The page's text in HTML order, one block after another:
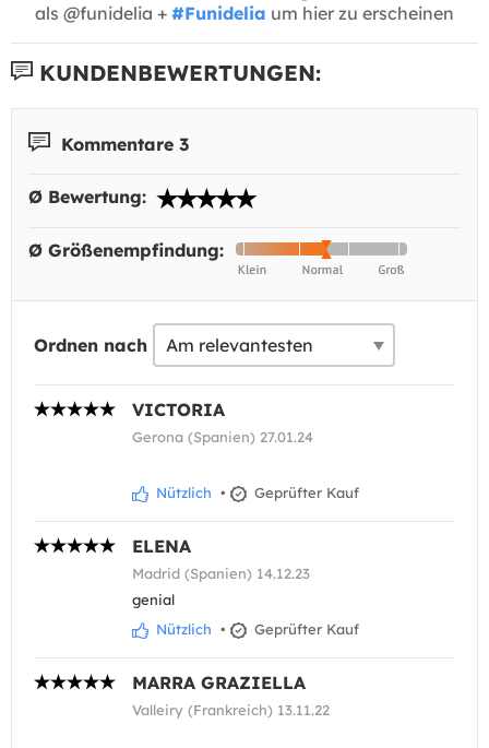
als @funidelia + #Funidelia um hier zu erscheinen
KUNDENBEWERTUNGEN:
Kommentare 3
Ø Bewertung:
Ø Größenempfindung:
Ordnen nach
VICTORIA
Gerona (Spanien) 27.01.24
Nützlich • Geprüfter Kauf
ELENA
Madrid (Spanien) 14.12.23
genial
Nützlich • Geprüfter Kauf
MARRA GRAZIELLA
Valleiry (Frankreich) 13.11.22